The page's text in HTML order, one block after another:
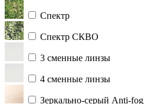
Спектр
Спектр СКВО
3 сменные линзы
4 сменные линзы
Зеркально-серый Anti-fog